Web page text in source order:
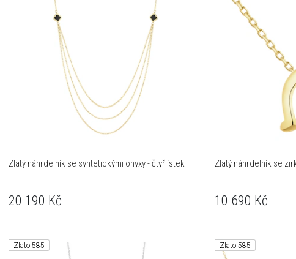
Zlatý náhrdelník se syntetickými onyxy - čtyřlístek
20 190 Kč
Zlatý náhrdelník se
10 690 Kč
Zlato 585 Zlato 585